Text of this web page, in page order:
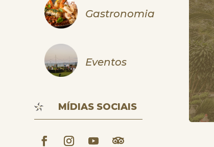
Gastronomia
Eventos
MÍDIAS SOCIAIS